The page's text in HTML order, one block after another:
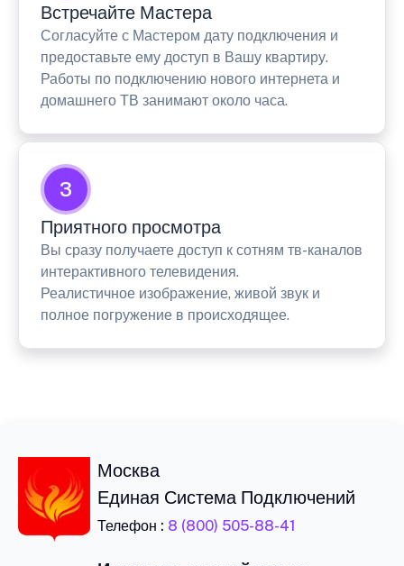
Встречайте Мастера
Согласуйте с Мастером дату подключения и
предоставьте ему доступ в Вашу квартиру.
Работы по подключению нового интернета и
домашнего ТВ занимают около часа.
3
Приятного просмотра
Вы сразу получаете доступ к сотням тв-каналов
интерактивного телевидения.
Реалистичное изображение, живой звук и
полное погружение в происходящее.
Москва
Единая Система Подключений
Телефон : 8 (800) 505-88-41